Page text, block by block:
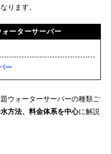
ります。
ーターサーバー
ー
ウォーターサーバーの種類ご
方法、料金体系を中心に解説